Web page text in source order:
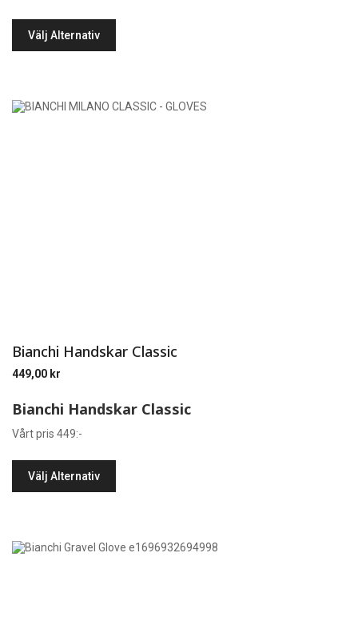
Välj Alternativ
Bianchi Handskar Classic
449,00 kr
Bianchi Handskar Classic
Vårt pris 449:-
Välj Alternativ